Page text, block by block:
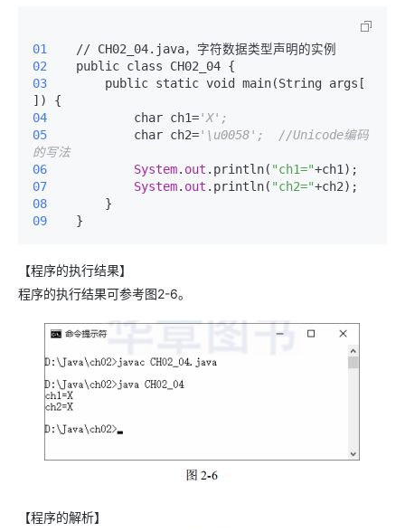
01
02
03
       public static void main(String args[
04
           char ch1=
'X';
05
           char ch2=
'\u0058';  //Unicode编码
的写法
06
System. out .println( "ch1="
07
System. out .println( "ch2="
08
09
   }
【程序的执行结果】
程序的执行结果可参考图2-6。
【程序的解析】